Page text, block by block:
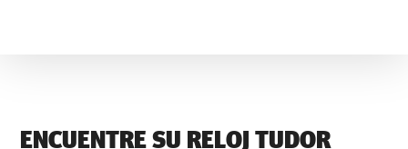
ENCUENTRE SU RELOJ TUDOR